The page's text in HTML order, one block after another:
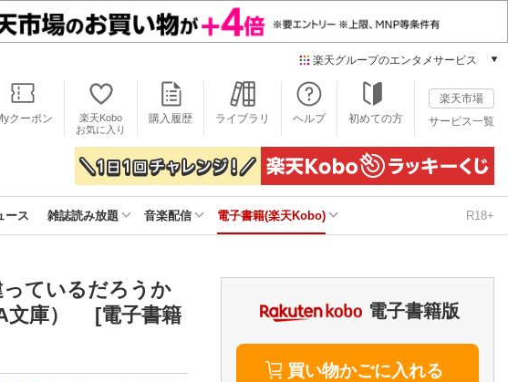
楽天グループのエンタメサービス
本/ゲーム/CD/DVD
楽天ブックス
電子書籍
楽天Kobo
雑誌読み放題
楽天ミュージック
楽天TV
動画配信ガイド
Rakuten PLAY
Rチャンネル
クーポン
楽天Kobo
お気に入り
購入履歴 ライブラリ ヘルプ 初めての方
楽天市場
サービス一覧
ース 雑誌読み放題 音楽配信 電子書籍(楽天Kobo) R18+
ているだろうか
文庫） [電子書籍
電子書籍版
買い物かごに入れる